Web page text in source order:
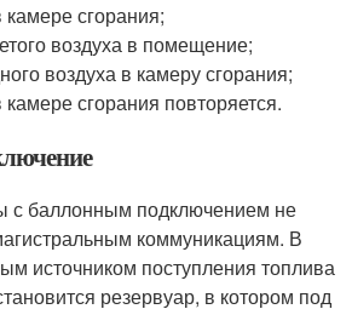
сгорания;
воздуха в помещение;
воздуха в камеру сгорания;
сгорания повторяется.
с баллонным подключением не
коммуникациям. В
источником поступления топлива
резервуар, в котором под